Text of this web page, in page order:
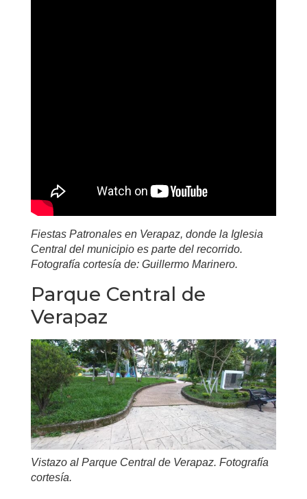
Fiestas Patronales en Verapaz, donde la Iglesia
Central del municipio es parte del recorrido.
Fotografía cortesía de: Guillermo Marinero.
Parque Central de
Verapaz
Vistazo al Parque Central de Verapaz. Fotografía
cortesía.